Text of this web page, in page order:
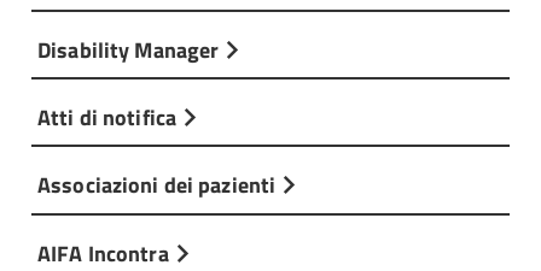
Disability Manager
Atti di notifica
Associazioni dei pazienti
AIFA Incontra